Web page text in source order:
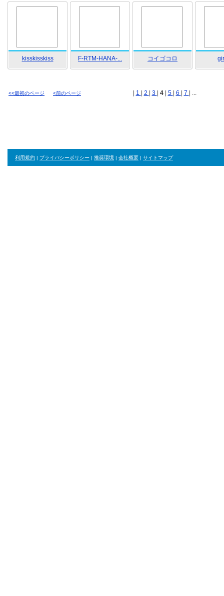
kisskisskiss F-RTM-HANA-... コイゴコロ
<<最初のページ <前のページ 1 2 3 4 5 6 7 | ...
利用規約 | プライバシーポリシー | 推奨環境 | 会社概要 | サイトマップ